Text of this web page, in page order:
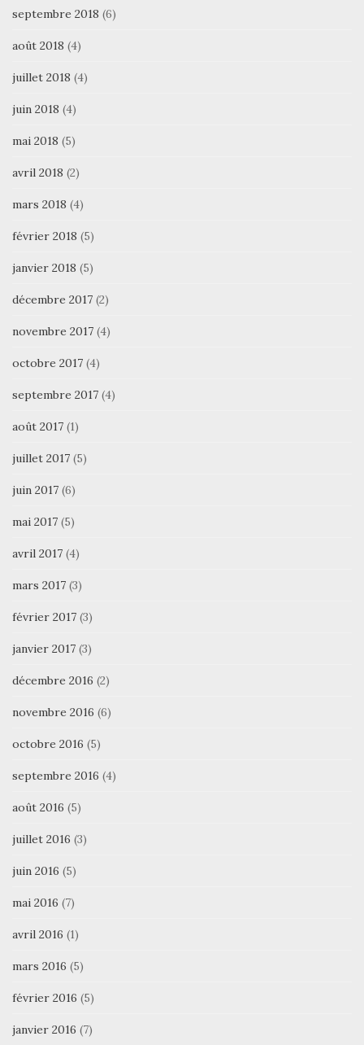
septembre 2018 (6)
août 2018 (4)
juillet 2018 (4)
juin 2018 (4)
mai 2018 (5)
avril 2018 (2)
mars 2018 (4)
février 2018 (5)
janvier 2018 (5)
décembre 2017 (2)
novembre 2017 (4)
octobre 2017 (4)
septembre 2017 (4)
août 2017 (1)
juillet 2017 (5)
juin 2017 (6)
mai 2017 (5)
avril 2017 (4)
mars 2017 (3)
février 2017 (3)
janvier 2017 (3)
décembre 2016 (2)
novembre 2016 (6)
octobre 2016 (5)
septembre 2016 (4)
août 2016 (5)
juillet 2016 (3)
juin 2016 (5)
mai 2016 (7)
avril 2016 (1)
mars 2016 (5)
février 2016 (5)
janvier 2016 (7)